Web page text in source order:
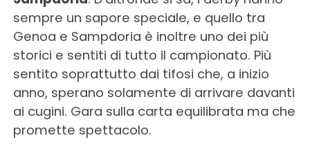
sempre un sapore speciale, e quello tra
Genoa e Sampdoria è inoltre uno dei più
storici e sentiti di tutto il campionato. Più
sentito soprattutto dai tifosi che, a inizio
anno, sperano solamente di arrivare davanti
ai cugini. Gara sulla carta equilibrata ma che
promette spettacolo.